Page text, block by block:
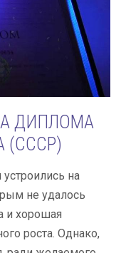
ДИПЛОМА
(СССР)
на
не удалось
и хорошая
роста. Однако,